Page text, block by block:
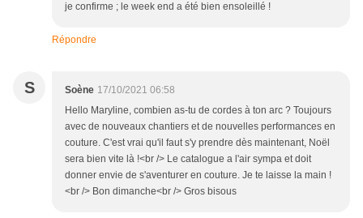
je confirme ; le week end a été bien ensoleillé !
Répondre
S Soène 17/10/2021 06:58
Hello Maryline, combien as-tu de cordes à ton arc ? Toujours
avec de nouveaux chantiers et de nouvelles performances en
couture. C'est vrai qu'il faut s'y prendre dès maintenant, Noël
sera bien vite là !<br /> Le catalogue a l'air sympa et doit
donner envie de s'aventurer en couture. Je te laisse la main !
<br /> Bon dimanche<br /> Gros bisous